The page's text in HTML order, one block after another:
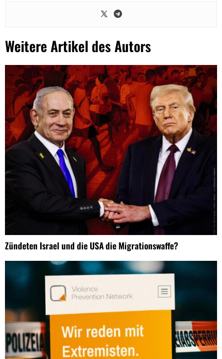
Weitere Artikel des Autors
Zündeten Israel und die USA die Migrationswaffe?